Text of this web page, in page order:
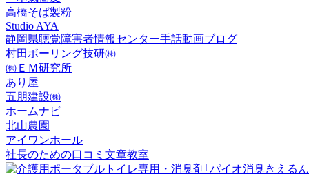
高橋そば製粉
Studio AYA
静岡県聴覚障害者情報センター手話動画ブログ
村田ボーリング技研㈱
㈱ＥＭ研究所
あり屋
五朋建設㈱
ホームナビ
北山農園
アイワンホール
社長のための口コミ文章教室